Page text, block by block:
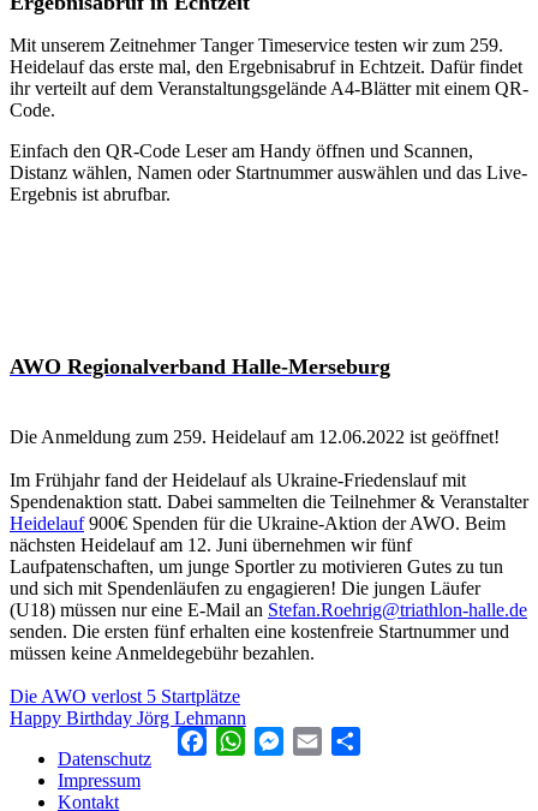
Mit unserem Zeitnehmer Tanger Timeservice testen wir zum 259.
Heidelauf das erste mal, den Ergebnisabruf in Echtzeit. Dafür findet
ihr verteilt auf dem Veranstaltungsgelände A4-Blätter mit einem QR-
Code.
Einfach den QR-Code Leser am Handy öffnen und Scannen,
Distanz wählen, Namen oder Startnummer auswählen und das Live-
Ergebnis ist abrufbar.
AWO Regionalverband Halle-Merseburg
Die Anmeldung zum 259. Heidelauf am 12.06.2022 ist geöffnet!
Im Frühjahr fand der Heidelauf als Ukraine-Friedenslauf mit
Spendenaktion statt. Dabei sammelten die Teilnehmer & Veranstalter
Heidelauf900€ Spenden für die Ukraine-Aktion der AWO. Beim
nächsten Heidelauf am 12. Juni übernehmen wir fünf
Laufpatenschaften, um junge Sportler zu motivieren Gutes zu tun
und sich mit Spendenläufen zu engagieren! Die jungen Läufer
(U18) müssen nur eine E-Mail an Stefan.Roehrig@triathlon-halle.de
senden. Die ersten fünf erhalten eine kostenfreie Startnummer und
müssen keine Anmeldegebühr bezahlen.
Beitragsnavigation
Die AWO verlost 5 Startplätze
Happy Birthday Jörg Lehmann
Datenschutz
Impressum
Kontakt
FacebookWhatsAppMessenger
Email